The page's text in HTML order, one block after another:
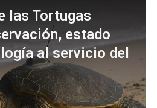
las Tortugas
estado
al servicio del